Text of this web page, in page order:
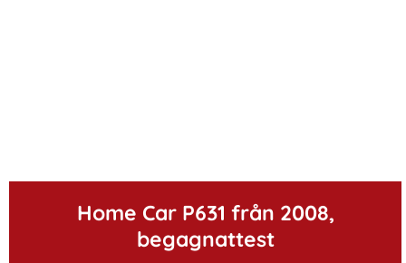
Home Car P631 från 2008,
begagnattest